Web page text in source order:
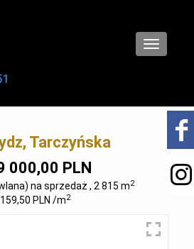
Toggle
Tarczyńska
000,00 PLN
na sprzedaż , 2 815 m2
159,50 PLN /m2